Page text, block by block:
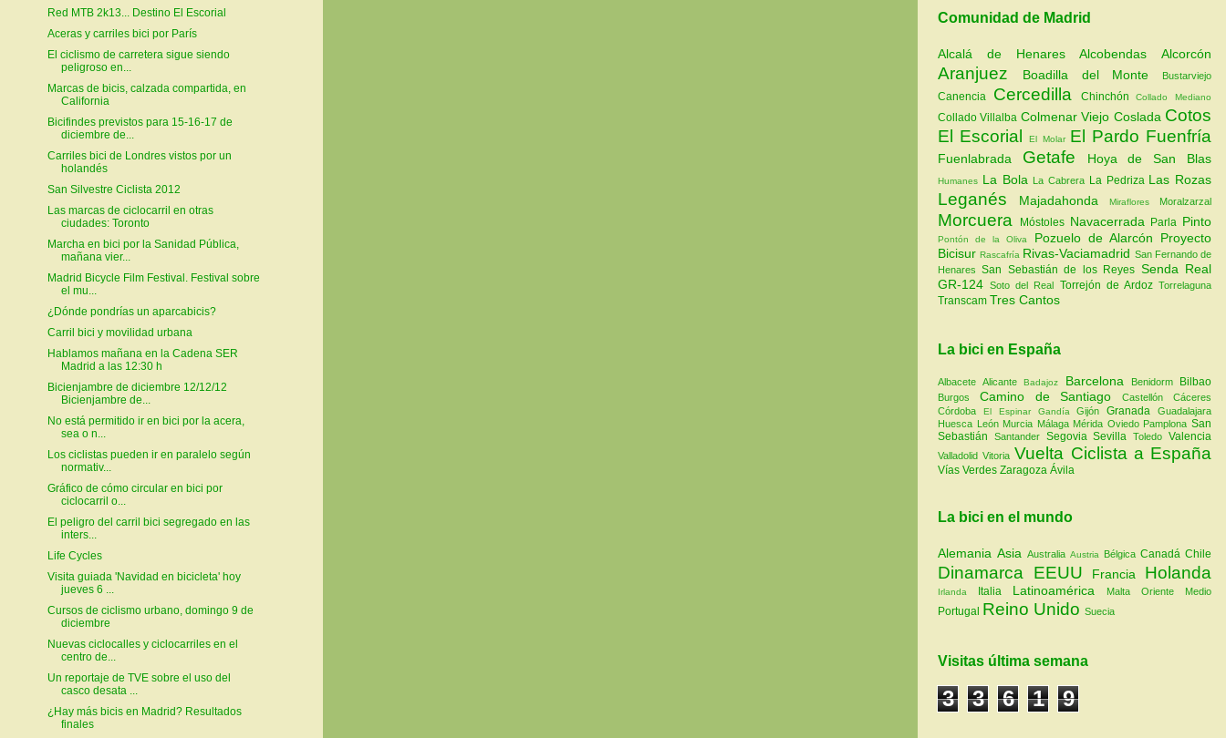
Red MTB 2k13... Destino El Escorial
Aceras y carriles bici por París
El ciclismo de carretera sigue siendo
peligroso en...
Marcas de bicis, calzada compartida, en
California
Bicifindes previstos para 15-16-17 de
diciembre de...
Carriles bici de Londres vistos por un
holandés
San Silvestre Ciclista 2012
Las marcas de ciclocarril en otras
ciudades: Toronto
Marcha en bici por la Sanidad Pública,
mañana vier...
Madrid Bicycle Film Festival. Festival sobre
el mu...
¿Dónde pondrías un aparcabicis?
Carril bici y movilidad urbana
Hablamos mañana en la Cadena SER
Madrid a las 12:30 h
Bicienjambre de diciembre 12/12/12
Bicienjambre de...
No está permitido ir en bici por la acera,
sea o n...
Los ciclistas pueden ir en paralelo según
normativ...
Gráfico de cómo circular en bici por
ciclocarril o...
El peligro del carril bici segregado en las
inters...
Life Cycles
Visita guiada 'Navidad en bicicleta' hoy
jueves 6 ...
Cursos de ciclismo urbano, domingo 9 de
diciembre
Nuevas ciclocalles y ciclocarriles en el
centro de...
Un reportaje de TVE sobre el uso del
casco desata ...
¿Hay más bicis en Madrid? Resultados
finales
Comunidad de Madrid
Alcalá de HenaresAlcobendas Alcorcón
Aranjuez Boadilla del Monte Bustarviejo
Canencia Cercedilla ChinchónCollado Mediano
Collado Villalba Colmenar Viejo Coslada Cotos
El EscorialEl Molar El Pardo Fuenfría
Fuenlabrada Getafe Hoya de San Blas
Humanes La Bola La Cabrera La Pedriza Las Rozas
Leganés Majadahonda Miraflores Moralzarzal
Morcuera Móstoles Navacerrada Parla Pinto
Pontón de la Oliva Pozuelo de Alarcón Proyecto
BicisurRascafría Rivas-Vaciamadrid San Fernando de
HenaresSan Sebastián de los Reyes Senda Real
GR-124Soto del Real Torrejón de ArdozTorrelaguna
Transcam Tres Cantos
La bici en España
AlbaceteAlicanteBadajoz Barcelona Benidorm Bilbao
Burgos Camino de SantiagoCastellónCáceres
Córdoba El Espinar GandíaGijónGranadaGuadalajara
Huesca León Murcia Málaga Mérida Oviedo PamplonaSan
Sebastián Santander SegoviaSevillaToledoValencia
ValladolidVitoria Vuelta Ciclista a España
Vías Verdes Zaragoza Ávila
La bici en el mundo
Alemania Asia Australia Austria Bélgica Canadá Chile
Dinamarca EEUU Francia Holanda
Irlanda Italia Latinoamérica Malta Oriente Medio
Portugal Reino Unido Suecia
Visitas última semana
3 3 6 1 9